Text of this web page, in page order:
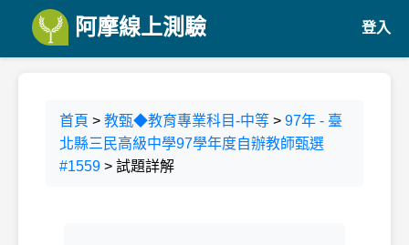
阿摩線上測驗 登入
首頁 > 教甄◆教育專業科目-中等 > 97年 - 臺
北縣三民高級中學97學年度自辦教師甄選
#1559 > 試題詳解